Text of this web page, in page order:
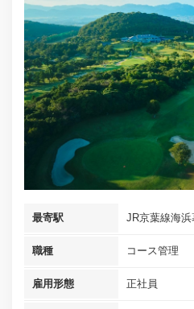
最寄駅 JR京葉線海浜
職種 コース管理
雇用形態 正社員